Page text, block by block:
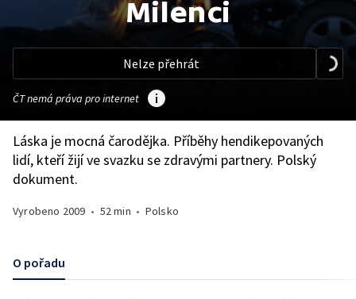
Milenci
Nelze přehrát
ČT nemá práva pro internet
Láska je mocná čarodějka. Příběhy hendikepovaných
lidí, kteří žijí ve svazku se zdravými partnery. Polský
dokument.
Vyrobeno 2009 • 52 min • Polsko
O pořadu